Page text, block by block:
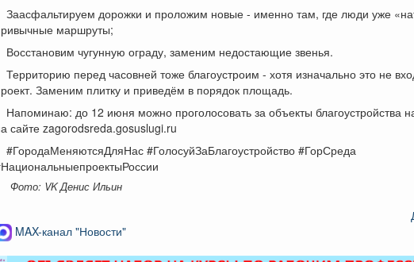
Заасфальтируем дорожки и проложим новые - именно там, где люди уже
маршруты;
Восстановим чугунную ограду, заменим недостающие звенья.
Территорию перед часовней тоже благоустроим - хотя изначально это не
Заменим плитку и приведём в порядок площадь.
Напоминаю: до 12 июня можно проголосовать за объекты благоустройства
сайте zagorodsreda.gosuslugi.ru
#ГородаМеняютсяДляНас #ГолосуйЗаБлагоустройство #ГорСреда
Фото: VK Денис Ильин
MAX-канал "Новости"